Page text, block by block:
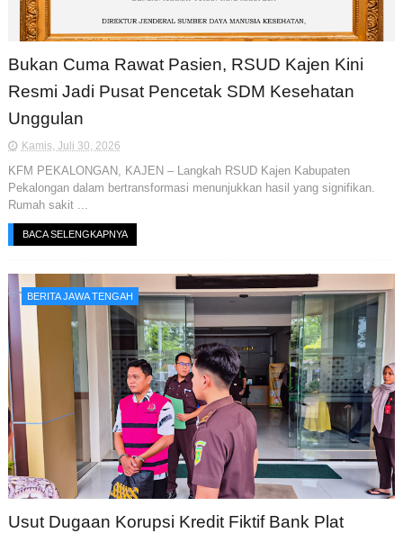
Bukan Cuma Rawat Pasien, RSUD Kajen Kini
Resmi Jadi Pusat Pencetak SDM Kesehatan
Unggulan
Kamis, Juli 30, 2026
KFM PEKALONGAN, KAJEN – Langkah RSUD Kajen Kabupaten
Pekalongan dalam bertransformasi menunjukkan hasil yang signifikan.
Rumah sakit ...
BACA SELENGKAPNYA
BERITA JAWA TENGAH
Usut Dugaan Korupsi Kredit Fiktif Bank Plat